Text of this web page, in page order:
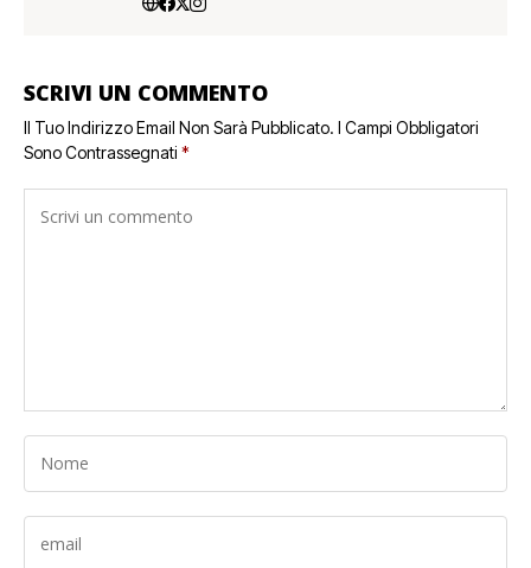
SCRIVI UN COMMENTO
Il Tuo Indirizzo Email Non Sarà Pubblicato. I Campi Obbligatori
Sono Contrassegnati *